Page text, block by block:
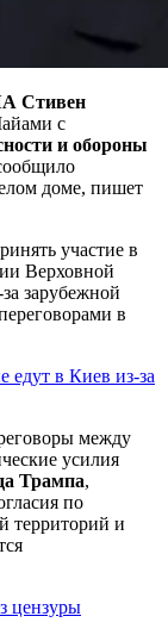
Стивен
с
и обороны
доме, пишет
участие в
Верховной
зарубежной
в
в Киев из-за
между
усилия
Трампа,
по
территорий и
цензуры